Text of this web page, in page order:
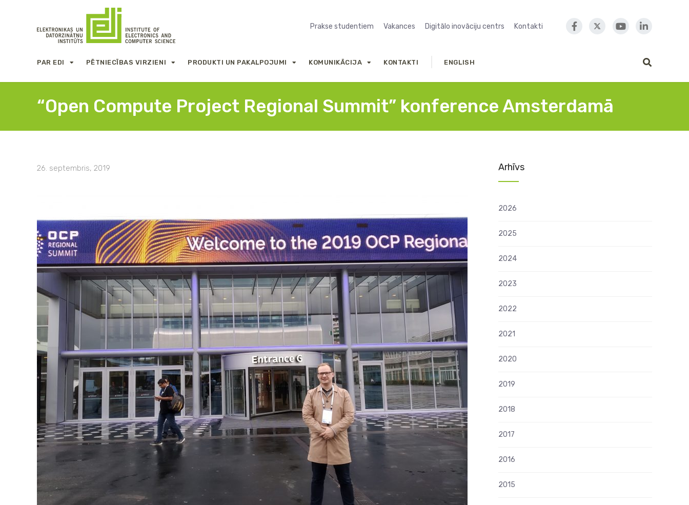
Prakse studentiem Vakances Digitālo inovāciju centrs Kontakti
PAR EDI PĒTNIECĪBAS VIRZIENI PRODUKTI UN PAKALPOJUMI KOMUNIKĀCIJA KONTAKTI ENGLISH
“Open Compute Project Regional Summit” konference Amsterdamā
26. septembris, 2019 Arhīvs
2026
2025
2024
2023
2022
2021
2020
2019
2018
2017
2016
2015